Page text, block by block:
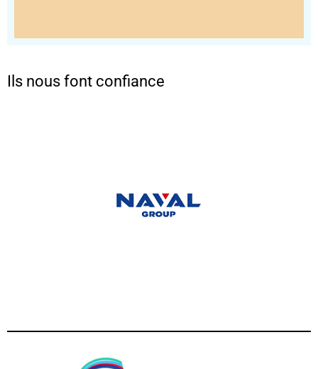
Numériser une face 6:33
Numériser les deux faces d'une pièce
Ils nous font confiance